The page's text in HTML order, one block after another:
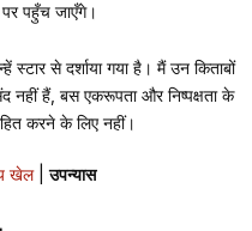
पहुँच जाएँगे।
स्टार से दर्शाया गया है। मैं उन किताबों
नहीं हैं, बस एकरूपता और निष्पक्षता के
करने के लिए नहीं।
खेल|उपन्यास